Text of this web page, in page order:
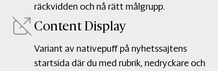
räckvidden och nå rätt målgrupp.
Content Display
Variant av nativepuff på nyhetssajtens
startsida där du med rubrik, nedryckare och